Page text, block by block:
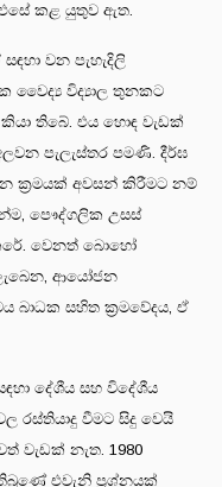
එසේ කළ යුතුව ඇත.
වන පැහැදිලි
වෛද්‍ය විද්‍යාල තුනකට
තිබේ. එය හොඳ වැඩක්
පැලැස්තර පමණි. දීර්ඝ
ක්‍රමයක් අවසන් කිරීමට නම්
පෞද්ගලික උසස්
වෙනත් බොහෝ
ආයෝජන
සහිත ක්‍රමවේදය, ඒ
දේශීය සහ විදේශීය
රස්තියාදු වීමට සිදු වෙයි
වැඩක් නැත. 1980
එවැනි ප්‍රශ්නයක්